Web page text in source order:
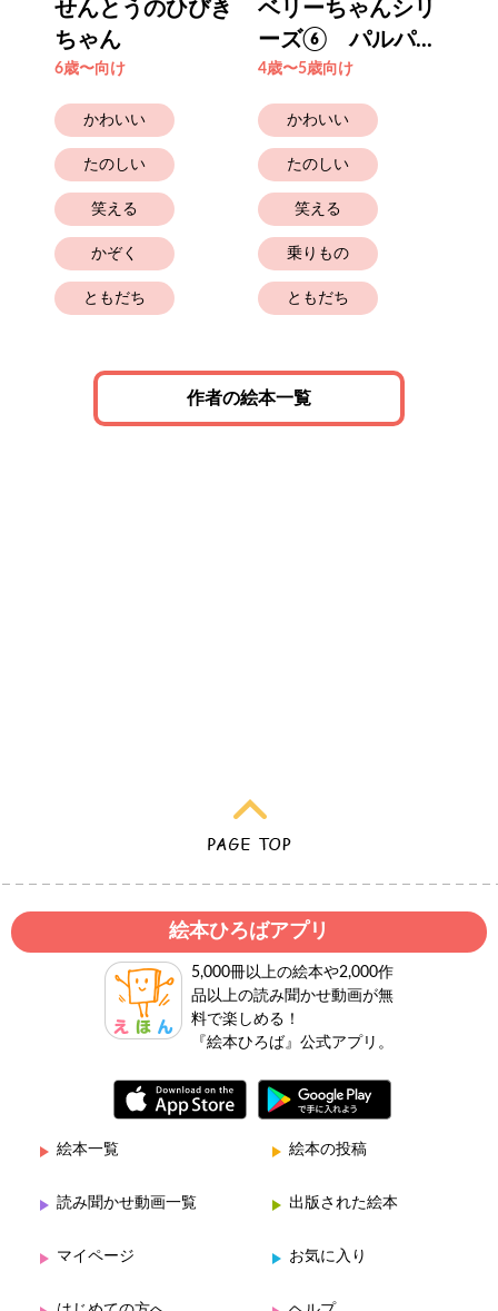
せんとうのひびき
ちゃん
6歳〜向け
かわいい
たのしい
笑える
かぞく
ともだち
ベリーちゃんシリ
ーズ⑥ パルパ...
4歳〜5歳向け
かわいい
たのしい
笑える
乗りもの
ともだち
作者の絵本一覧
絵本ひろばアプリ
5,000冊以上の絵本や2,000作
品以上の読み聞かせ動画が無
料で楽しめる！
『絵本ひろば』公式アプリ。
絵本一覧 絵本の投稿
読み聞かせ動画一覧 出版された絵本
マイページ お気に入り